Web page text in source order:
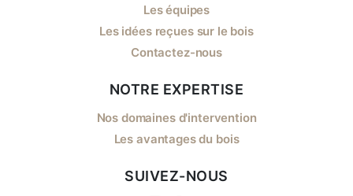
Les équipes
Les idées reçues sur le bois
Contactez-nous
NOTRE EXPERTISE
Nos domaines d'intervention
Les avantages du bois
SUIVEZ-NOUS